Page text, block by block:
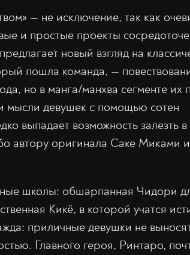
— не исключение, так как
и простые проекты
новый взгляд на
пошла команда, —
но в манга/манхва сегменте их
мысли девушек с помощью сотен
выпадает возможность залезть в
автору оригинала Саке Миками и
школы: обшарпанная Чидори
Кикё, в которой учатся
приличные девушки не
Главного героя, Ринтаро,